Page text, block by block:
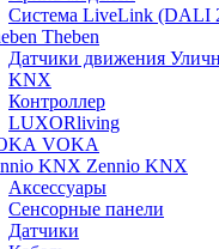
Система LiveLink (DALI
Theben
Датчики движения
KNX
Контроллер
LUXORliving
VOKA
Zennio KNX
Аксессуары
Сенсорные панели
Датчики